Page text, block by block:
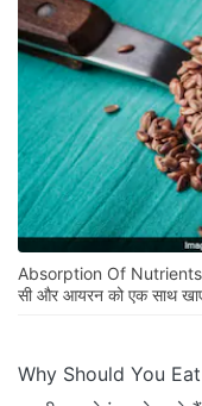
Absorption Of Nutrients:
सी और आयरन को एक साथ
Why Should You Eat